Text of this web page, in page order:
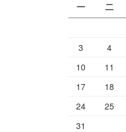
一
二
3
4
10
11
17
18
24
25
31